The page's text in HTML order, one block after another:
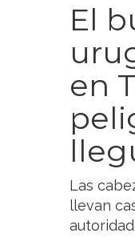
El
en
Las
llevan